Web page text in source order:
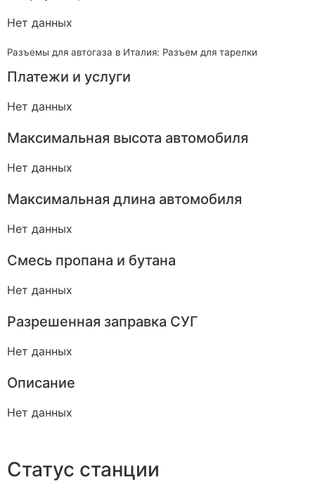
Нет данных
Разъемы для автогаза в Италия: Разъем для тарелки
Платежи и услуги
Нет данных
Максимальная высота автомобиля
Нет данных
Максимальная длина автомобиля
Нет данных
Смесь пропана и бутана
Нет данных
Разрешенная заправка СУГ
Нет данных
Описание
Нет данных
Статус станции